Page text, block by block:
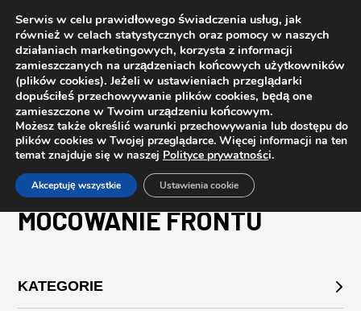
Strona główna Sklep mocowanie frontu
MOCOWANIE FRONTU
KATEGORIE
Serwis w celu prawidłowego świadczenia usług, jak
również w celach statystycznych oraz pomocy w naszych
działaniach marketingowych, korzysta z informacji
zamieszczanych na urządzeniach końcowych użytkowników
(plików cookies). Jeżeli w ustawieniach przeglądarki
dopuściłeś przechowywanie plików cookies, będą one
zamieszczone w Twoim urządzeniu końcowym.
Możesz także określić warunki przechowywania lub dostępu do
plików cookies w Twojej przeglądarce. Więcej informacji na ten
temat znajduje się w naszej Polityce prywatności.
Akceptuję wszystkie Ustawienia cookie